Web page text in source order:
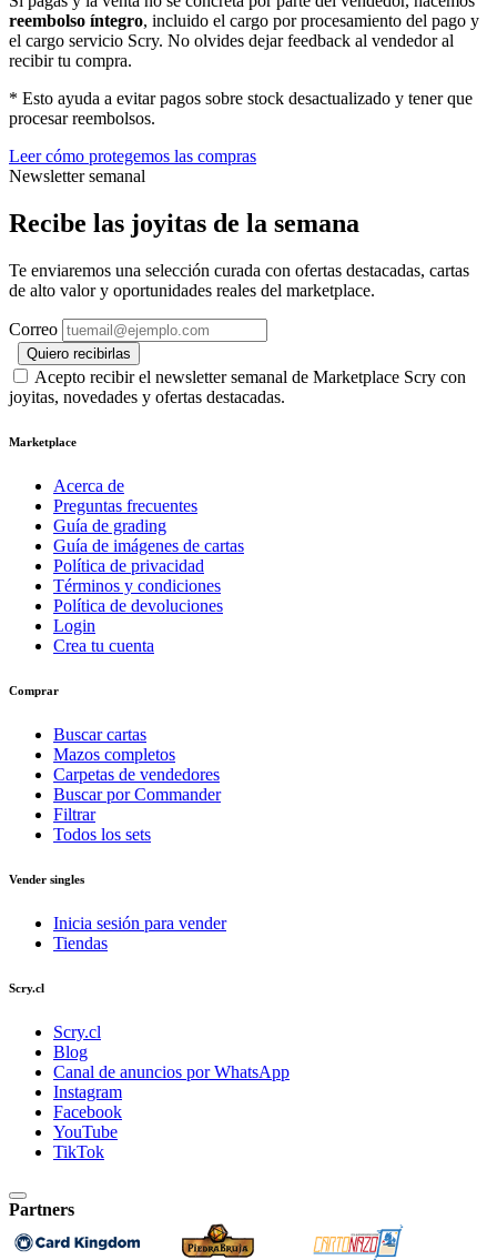
reembolso íntegro, incluido el cargo por procesamiento del pago y
el cargo servicio Scry. No olvides dejar feedback al vendedor al
recibir tu compra.
* Esto ayuda a evitar pagos sobre stock desactualizado y tener que
procesar reembolsos.
Leer cómo protegemos las compras
Newsletter semanal
Recibe las joyitas de la semana
Te enviaremos una selección curada con ofertas destacadas, cartas
de alto valor y oportunidades reales del marketplace.
Correo
Quiero recibirlas
Acepto recibir el newsletter semanal de Marketplace Scry con
joyitas, novedades y ofertas destacadas.
Marketplace
Acerca de
Preguntas frecuentes
Guía de grading
Guía de imágenes de cartas
Política de privacidad
Términos y condiciones
Política de devoluciones
Login
Crea tu cuenta
Comprar
Buscar cartas
Mazos completos
Carpetas de vendedores
Buscar por Commander
Filtrar
Todos los sets
Vender singles
Inicia sesión para vender
Tiendas
Scry.cl
Scry.cl
Blog
Canal de anuncios por WhatsApp
Instagram
Facebook
YouTube
TikTok
Partners